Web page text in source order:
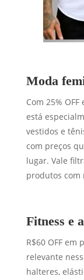
Moda
Com 25%
está
vestidos e
com preços
lugar. Vale
produtos com
Fitness e
R$60 OFF
relevante
halteres,